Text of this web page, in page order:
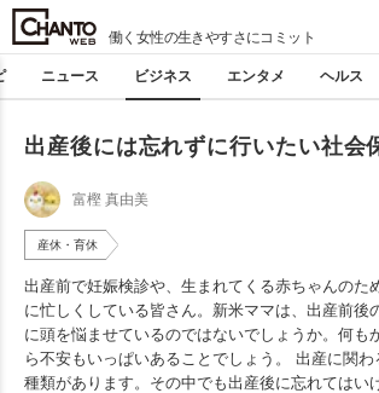
働く女性の生きやすさにコミット
ニュース ビジネス エンタメ ヘルス
出産後には忘れずに行いたい社会
富樫 真由美
産休・育休
出産前で妊娠検診や、生まれてくる赤ちゃんのた
に忙しくしている皆さん。新米ママは、出産前後
に頭を悩ませているのではないでしょうか。何も
ら不安もいっぱいあることでしょう。 出産に関
種類があります。その中でも出産後に忘れてはい